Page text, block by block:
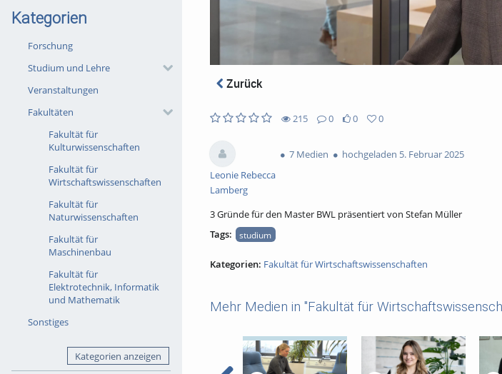
Kategorien
Forschung
Studium und Lehre
Veranstaltungen
Fakultäten
Fakultät für
Kulturwissenschaften
Fakultät für
Wirtschaftswissenschaften
Fakultät für
Naturwissenschaften
Fakultät für
Maschinenbau
Fakultät für
Elektrotechnik, Informatik
und Mathematik
Sonstiges
Kategorien anzeigen
Zurück
215
views
0
Kommentare
0
likes
0
favorites
Leonie Rebecca
Lamberg
7 Medien hochgeladen 5. Februar 2025
3 Gründe für den Master BWL präsentiert von Stefan Müller
Tags:
studium
Kategorien: Fakultät für Wirtschaftswissenschaften
Mehr Medien in "Fakultät für